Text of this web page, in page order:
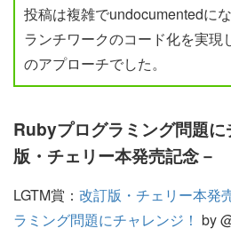
投稿は複雑でundocumentedに
ランチワークのコード化を実現
のアプローチでした。
Rubyプログラミング問題
版・チェリー本発売記念－
LGTM賞： 改訂版・チェリー本発
ラミング問題にチャレンジ！ by